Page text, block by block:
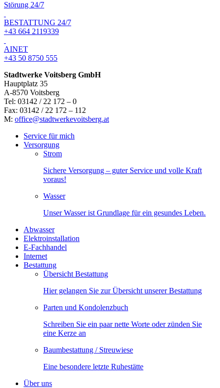
Störung 24/7
BESTATTUNG 24/7
+43 664 2119339
AINET
+43 50 8750 555
Stadtwerke Voitsberg GmbH
Hauptplatz 35
A-8570 Voitsberg
Tel: 03142 / 22 172 – 0
Fax: 03142 / 22 172 – 112
M: office@stadtwerkevoitsberg.at
Service für mich
Versorgung
Strom
Sichere Versorgung – guter Service und volle Kraft
voraus!
Wasser
Unser Wasser ist Grundlage für ein gesundes Leben.
Abwasser
Elektroinstallation
E-Fachhandel
Internet
Bestattung
Übersicht Bestattung
Hier gelangen Sie zur Übersicht unserer Bestattung
Parten und Kondolenzbuch
Schreiben Sie ein paar nette Worte oder zünden Sie
eine Kerze an
Baumbestattung / Streuwiese
Eine besondere letzte Ruhestätte
Über uns